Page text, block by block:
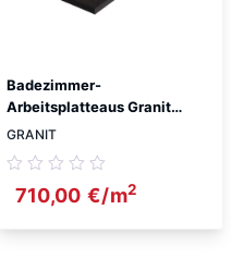
Badezimmer-
Arbeitsplatteaus Granit
Absolute Black 3cm
GRANIT
710,00 €/m2